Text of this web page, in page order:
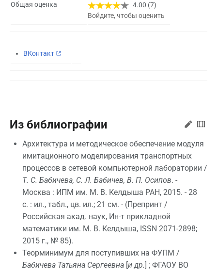
Общая оценка
4.00 (7)
Войдите, чтобы оценить
ВКонтакт
Из библиографии
Архитектура и методическое обеспечение модуля
имитационного моделирования транспортных
процессов в сетевой компьютерной лаборатории /
Т. С. Бабичева, С. Л. Бабичев, В. П. Осипов. -
Москва : ИПМ им. М. В. Келдыша РАН, 2015. - 28
с. : ил., табл., цв. ил.; 21 см. - (Препринт /
Российская акад. наук, Ин-т прикладной
математики им. М. В. Келдыша, ISSN 2071-2898;
2015 г., № 85).
Теорминимум для поступивших на ФУПМ /
Бабичева Татьяна Сергеевна[и др.] ; ФГАОУ ВО